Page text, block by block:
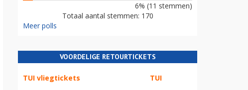
6% (11 stemmen)
Totaal aantal stemmen: 170
Meer polls
VOORDELIGE RETOURTICKETS
TUI vliegtickets TUI